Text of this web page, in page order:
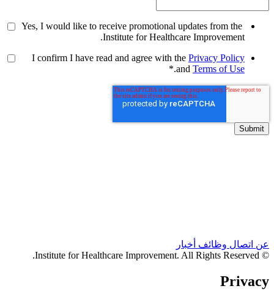
Yes, I would like to receive promotional updates from the
Institute for Healthcare Improvement.
I confirm I have read and agree with the Privacy Policy
and Terms of Use
.
*
عن اتصال وظائف أخبار
© Institute for Healthcare Improvement. All Rights Reserved.
Privacy